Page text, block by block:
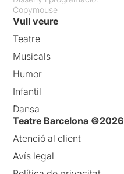
Copymouse
Vull veure
Teatre
Musicals
Humor
Infantil
Dansa
Teatre Barcelona ©2026
Atenció al client
Avís legal